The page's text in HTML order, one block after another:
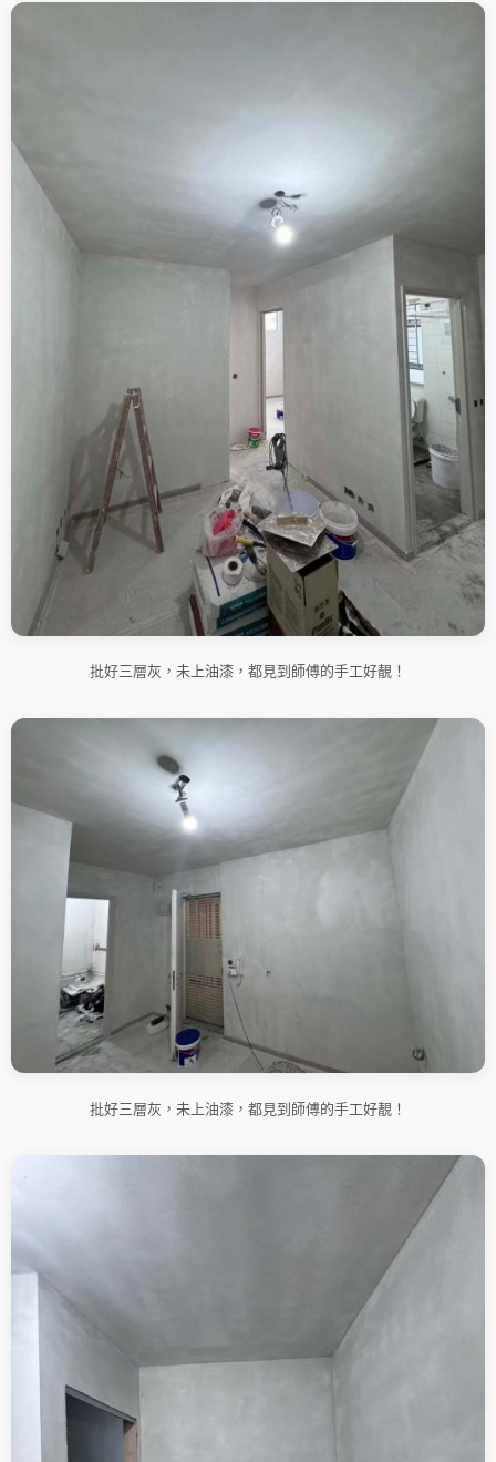
批好三層灰，未上油漆，都見到師傅的手工好靚！
批好三層灰，未上油漆，都見到師傅的手工好靚！